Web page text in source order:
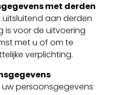
met derden
uitsluitend aan derden
is voor de uitvoering
met u of om te
verplichting.
persoonsgegevens